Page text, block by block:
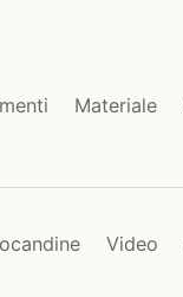
Materiale
Video